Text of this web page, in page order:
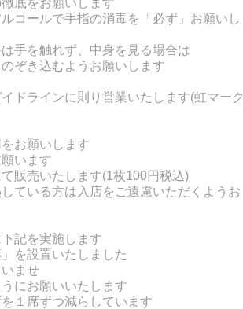
底をお願いします
コールで手指の消毒を「必ず」お願いし
手を触れず、 中身を見る場合は
ぞき込むようお願いします
ドラインに則り営業いたします(虹マーク
お願いします
います
販売いたします(1枚100円税込)
ている方は入店をご遠慮いただくようお
記を実施します
を設置いたしました
ませ
にお願いいたします
１席ずつ減らしています